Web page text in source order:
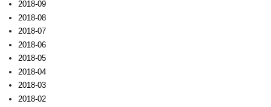
2018-09
2018-08
2018-07
2018-06
2018-05
2018-04
2018-03
2018-02